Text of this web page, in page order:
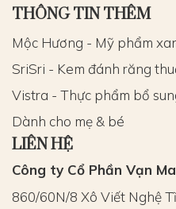
THÔNG TIN THÊM
Mộc Hương - Mỹ phẩm
SriSri - Kem đánh răng
Vistra - Thực phẩm bổ
Dành cho mẹ & bé
LIÊN HỆ
Công ty Cổ Phần Vạn
860/60N/8 Xô Viết Nghệ